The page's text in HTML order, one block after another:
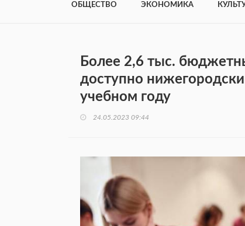
ОБЩЕСТВО ЭКОНОМИКА
Более 2,6 тыс.
доступно
учебном году
24.05.2023 09:44